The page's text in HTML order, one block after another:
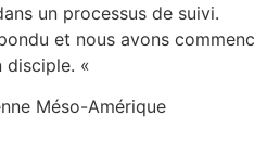
un processus de suivi.
et nous avons
disciple. «
Méso-Amérique